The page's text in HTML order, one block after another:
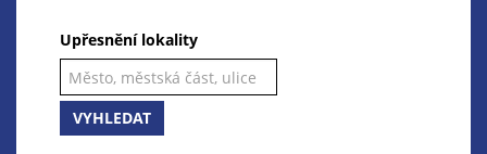
Upřesnění lokality
VYHLEDAT